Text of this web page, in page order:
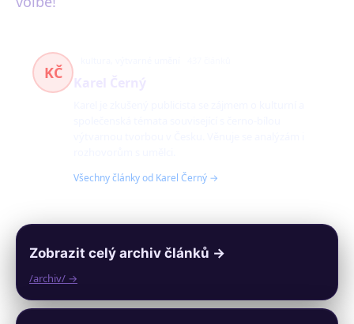
KČ
Všechny články od Karel Černý →
Zobrazit celý archiv článků →
/archiv/ →